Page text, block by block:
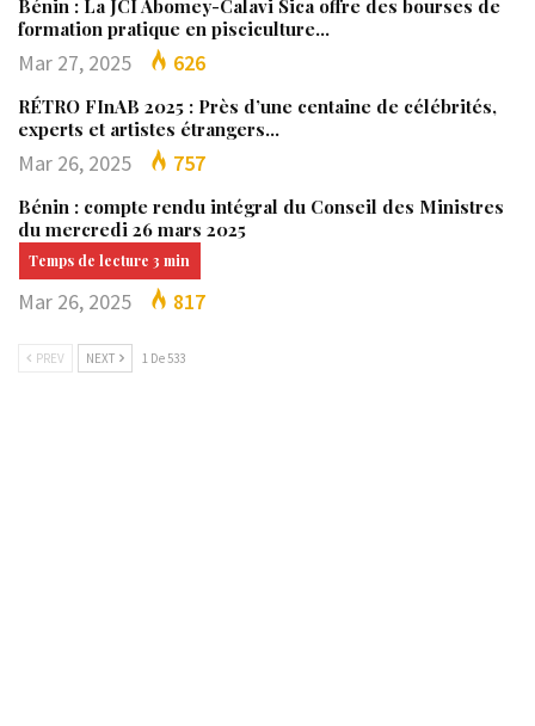
Bénin : La JCI Abomey-Calavi Sica offre des bourses de
formation pratique en pisciculture…
Mar 27, 2025 626
RÉTRO FInAB 2025 : Près d’une centaine de célébrités,
experts et artistes étrangers…
Mar 26, 2025 757
Bénin : compte rendu intégral du Conseil des Ministres
du mercredi 26 mars 2025
Mar 26, 2025 817
PREV NEXT 1 De 533